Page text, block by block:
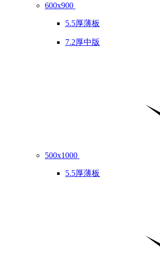
600x900
5.5厚薄板
7.2厚中版
500x1000
5.5厚薄板